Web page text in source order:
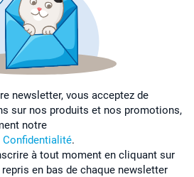
newsletter, vous acceptez de
sur nos produits et nos promotions,
notre
Confidentialité.
à tout moment en cliquant sur
en bas de chaque newsletter